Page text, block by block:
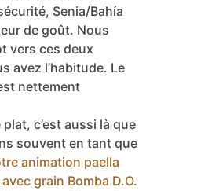
sèche
plat sec classique,
reste séparé et
socarrat au fond,
options solides:
Senia/Bahía
de goût. Nous
vers ces deux